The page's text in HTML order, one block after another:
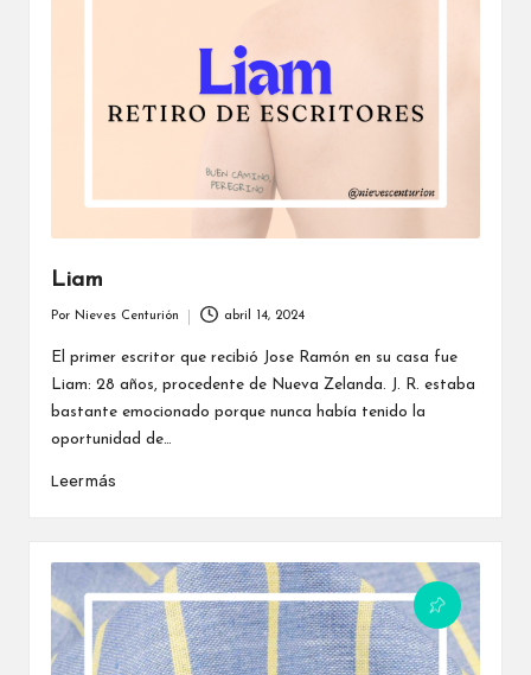
Liam
por
Por Nieves Centurión abril 14, 2024
El primer escritor que recibió Jose Ramón en su casa fue
Liam: 28 años, procedente de Nueva Zelanda. J. R. estaba
bastante emocionado porque nunca había tenido la
oportunidad de…
Leer más